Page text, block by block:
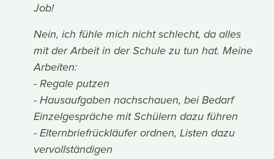
Job!
Nein, ich fühle mich nicht schlecht, da alles
mit der Arbeit in der Schule zu tun hat. Meine
Arbeiten:
- Regale putzen
- Hausaufgaben nachschauen, bei Bedarf
Einzelgespräche mit Schülern dazu führen
- Elternbriefrückläufer ordnen, Listen dazu
vervollständigen